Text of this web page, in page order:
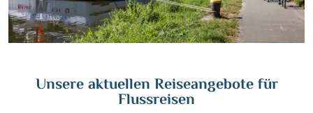
Unsere aktuellen Reiseangebote für
Flussreisen
Wasserstrassenkreuz Magdeburg(2)
Wasserstrassenkreuz Minden(7)
Wien(2)
Würzburg(1)